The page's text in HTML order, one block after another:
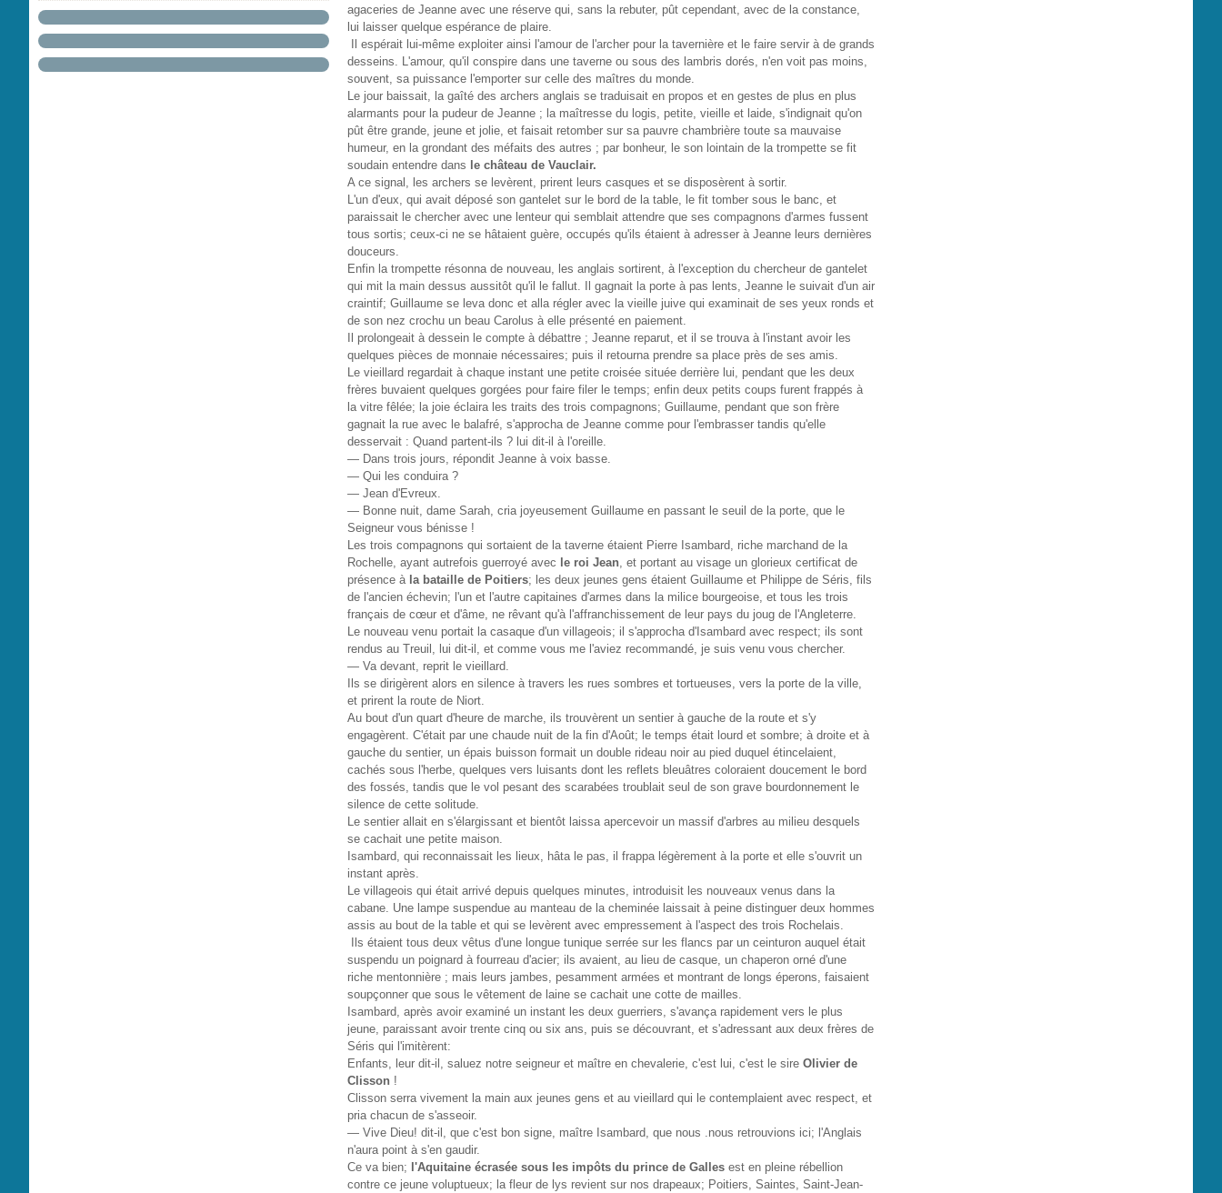
agaceries de Jeanne avec une réserve qui, sans la rebuter, pût cependant, avec de la constance,
lui laisser quelque espérance de plaire.
Il espérait lui-même exploiter ainsi l'amour de l'archer pour la tavernière et le faire servir à de grands
desseins. L'amour, qu'il conspire dans une taverne ou sous des lambris dorés, n'en voit pas moins,
souvent, sa puissance l'emporter sur celle des maîtres du monde.
Le jour baissait, la gaîté des archers anglais se traduisait en propos et en gestes de plus en plus
alarmants pour la pudeur de Jeanne ; la maîtresse du logis, petite, vieille et laide, s'indignait qu'on
pût être grande, jeune et jolie, et faisait retomber sur sa pauvre chambrière toute sa mauvaise
humeur, en la grondant des méfaits des autres ; par bonheur, le son lointain de la trompette se fit
soudain entendre dans le château de Vauclair.
A ce signal, les archers se levèrent, prirent leurs casques et se disposèrent à sortir.
L'un d'eux, qui avait déposé son gantelet sur le bord de la table, le fit tomber sous le banc, et
paraissait le chercher avec une lenteur qui semblait attendre que ses compagnons d'armes fussent
tous sortis; ceux-ci ne se hâtaient guère, occupés qu'ils étaient à adresser à Jeanne leurs dernières
douceurs.
Enfin la trompette résonna de nouveau, les anglais sortirent, à l'exception du chercheur de gantelet
qui mit la main dessus aussitôt qu'il le fallut. Il gagnait la porte à pas lents, Jeanne le suivait d'un air
craintif; Guillaume se leva donc et alla régler avec la vieille juive qui examinait de ses yeux ronds et
de son nez crochu un beau Carolus à elle présenté en paiement.
Il prolongeait à dessein le compte à débattre ; Jeanne reparut, et il se trouva à l'instant avoir les
quelques pièces de monnaie nécessaires; puis il retourna prendre sa place près de ses amis.
Le vieillard regardait à chaque instant une petite croisée située derrière lui, pendant que les deux
frères buvaient quelques gorgées pour faire filer le temps; enfin deux petits coups furent frappés à
la vitre fêlée; la joie éclaira les traits des trois compagnons; Guillaume, pendant que son frère
gagnait la rue avec le balafré, s'approcha de Jeanne comme pour l'embrasser tandis qu'elle
desservait : Quand partent-ils ? lui dit-il à l'oreille.
— Dans trois jours, répondit Jeanne à voix basse.
— Qui les conduira ?
— Jean d'Evreux.
— Bonne nuit, dame Sarah, cria joyeusement Guillaume en passant le seuil de la porte, que le
Seigneur vous bénisse !
Les trois compagnons qui sortaient de la taverne étaient Pierre Isambard, riche marchand de la
Rochelle, ayant autrefois guerroyé avec le roi Jean, et portant au visage un glorieux certificat de
présence à la bataille de Poitiers; les deux jeunes gens étaient Guillaume et Philippe de Séris, fils
de l'ancien échevin; l'un et l'autre capitaines d'armes dans la milice bourgeoise, et tous les trois
français de cœur et d'âme, ne rêvant qu'à l'affranchissement de leur pays du joug de l'Angleterre.
Le nouveau venu portait la casaque d'un villageois; il s'approcha d'Isambard avec respect; ils sont
rendus au Treuil, lui dit-il, et comme vous me l'aviez recommandé, je suis venu vous chercher.
— Va devant, reprit le vieillard.
Ils se dirigèrent alors en silence à travers les rues sombres et tortueuses, vers la porte de la ville,
et prirent la route de Niort.
Au bout d'un quart d'heure de marche, ils trouvèrent un sentier à gauche de la route et s'y
engagèrent. C'était par une chaude nuit de la fin d'Août; le temps était lourd et sombre; à droite et à
gauche du sentier, un épais buisson formait un double rideau noir au pied duquel étincelaient,
cachés sous l'herbe, quelques vers luisants dont les reflets bleuâtres coloraient doucement le bord
des fossés, tandis que le vol pesant des scarabées troublait seul de son grave bourdonnement le
silence de cette solitude.
Le sentier allait en s'élargissant et bientôt laissa apercevoir un massif d'arbres au milieu desquels
se cachait une petite maison.
Isambard, qui reconnaissait les lieux, hâta le pas, il frappa légèrement à la porte et elle s'ouvrit un
instant après.
Le villageois qui était arrivé depuis quelques minutes, introduisit les nouveaux venus dans la
cabane. Une lampe suspendue au manteau de la cheminée laissait à peine distinguer deux hommes
assis au bout de la table et qui se levèrent avec empressement à l'aspect des trois Rochelais.
Ils étaient tous deux vêtus d'une longue tunique serrée sur les flancs par un ceinturon auquel était
suspendu un poignard à fourreau d'acier; ils avaient, au lieu de casque, un chaperon orné d'une
riche mentonnière ; mais leurs jambes, pesamment armées et montrant de longs éperons, faisaient
soupçonner que sous le vêtement de laine se cachait une cotte de mailles.
Isambard, après avoir examiné un instant les deux guerriers, s'avança rapidement vers le plus
jeune, paraissant avoir trente cinq ou six ans, puis se découvrant, et s'adressant aux deux frères de
Séris qui l'imitèrent:
Enfants, leur dit-il, saluez notre seigneur et maître en chevalerie, c'est lui, c'est le sire Olivier de
Clisson !
Clisson serra vivement la main aux jeunes gens et au vieillard qui le contemplaient avec respect, et
pria chacun de s'asseoir.
— Vive Dieu! dit-il, que c'est bon signe, maître Isambard, que nous .nous retrouvions ici; l'Anglais
n'aura point à s'en gaudir.
Ce va bien; l'Aquitaine écrasée sous les impôts du prince de Galles est en pleine rébellion
contre ce jeune voluptueux; la fleur de lys revient sur nos drapeaux; Poitiers, Saintes, Saint-Jean-